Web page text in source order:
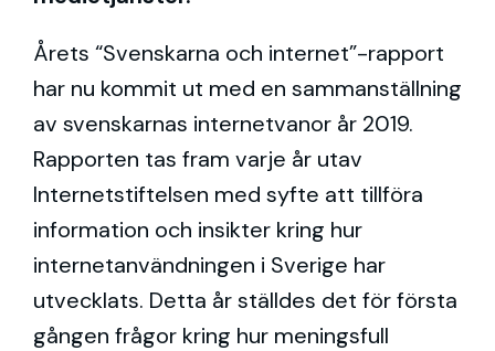
Årets “Svenskarna och internet”-rapport
har nu kommit ut med en sammanställning
av svenskarnas internetvanor år 2019.
Rapporten tas fram varje år utav
Internetstiftelsen med syfte att tillföra
information och insikter kring hur
internetanvändningen i Sverige har
utvecklats. Detta år ställdes det för första
gången frågor kring hur meningsfull